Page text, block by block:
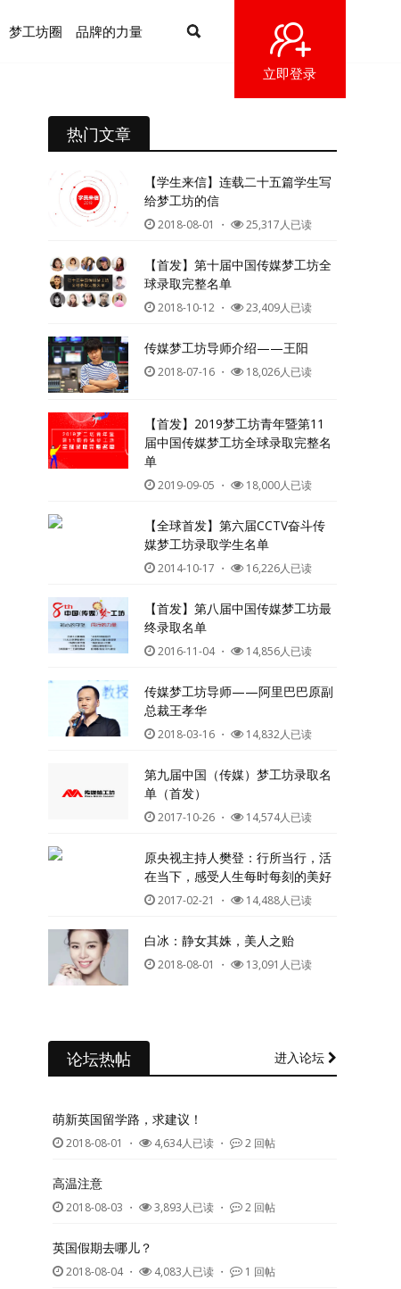
立即登录
梦工坊圈 品牌的力量
热门文章
【学生来信】连载二十五篇学生写
给梦工坊的信
2018-08-01 ・ 25,317人已读
【首发】第十届中国传媒梦工坊全
球录取完整名单
2018-10-12 ・ 23,409人已读
传媒梦工坊导师介绍——王阳
2018-07-16 ・ 18,026人已读
【首发】2019梦工坊青年暨第11
届中国传媒梦工坊全球录取完整名
单
2019-09-05 ・ 18,000人已读
【全球首发】第六届CCTV奋斗传
媒梦工坊录取学生名单
2014-10-17 ・ 16,226人已读
【首发】第八届中国传媒梦工坊最
终录取名单
2016-11-04・ 14,856人已读
传媒梦工坊导师——阿里巴巴原副
总裁王孝华
2018-03-16 ・ 14,832人已读
第九届中国（传媒）梦工坊录取名
单（首发）
2017-10-26 ・ 14,574人已读
原央视主持人樊登：行所当行，活
在当下，感受人生每时每刻的美好
2017-02-21 ・ 14,488人已读
白冰：静女其姝，美人之贻
2018-08-01 ・ 13,091人已读
论坛热帖 进入论坛
萌新英国留学路，求建议！
2018-08-01 ・ 4,634人已读 ・ 2 回帖
高温注意
2018-08-03 ・ 3,893人已读 ・ 2 回帖
英国假期去哪儿？
2018-08-04・ 4,083人已读 ・ 1 回帖